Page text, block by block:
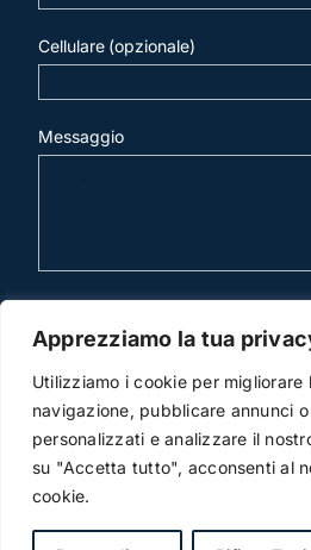
Apprezziamo la tua
Utilizziamo i cookie per migliorare
navigazione, pubblicare annunci
personalizzati e analizzare il
su "Accetta tutto", acconsenti al
cookie.
Cellulare (opzionale)
Messaggio
invia mail
© Copyright 2012 -2026 |